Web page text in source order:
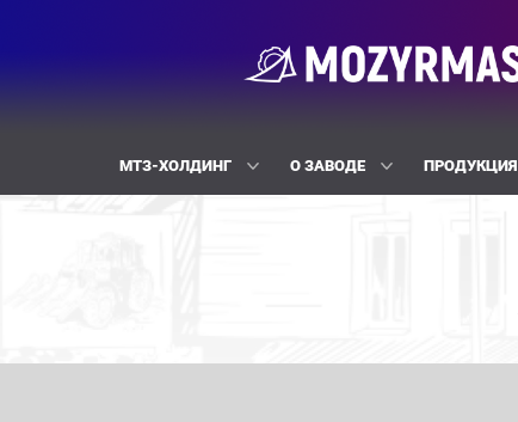
МТЗ-ХОЛДИНГ О ЗАВОДЕ ПРОДУКЦИЯ